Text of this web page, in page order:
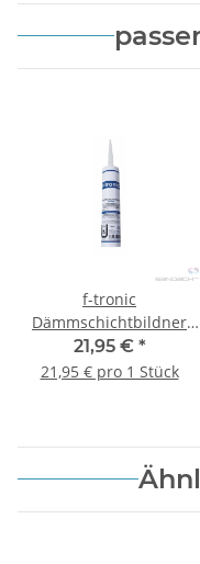
f-tronic
Dämmschichtbildner
BSDSB, 1 Stück
21,95 € *
21,95 € pro 1 Stück